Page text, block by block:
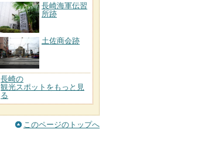
長崎海軍伝習
所跡
土佐商会跡
長崎の
観光スポットをもっと見
る
このページのトップへ